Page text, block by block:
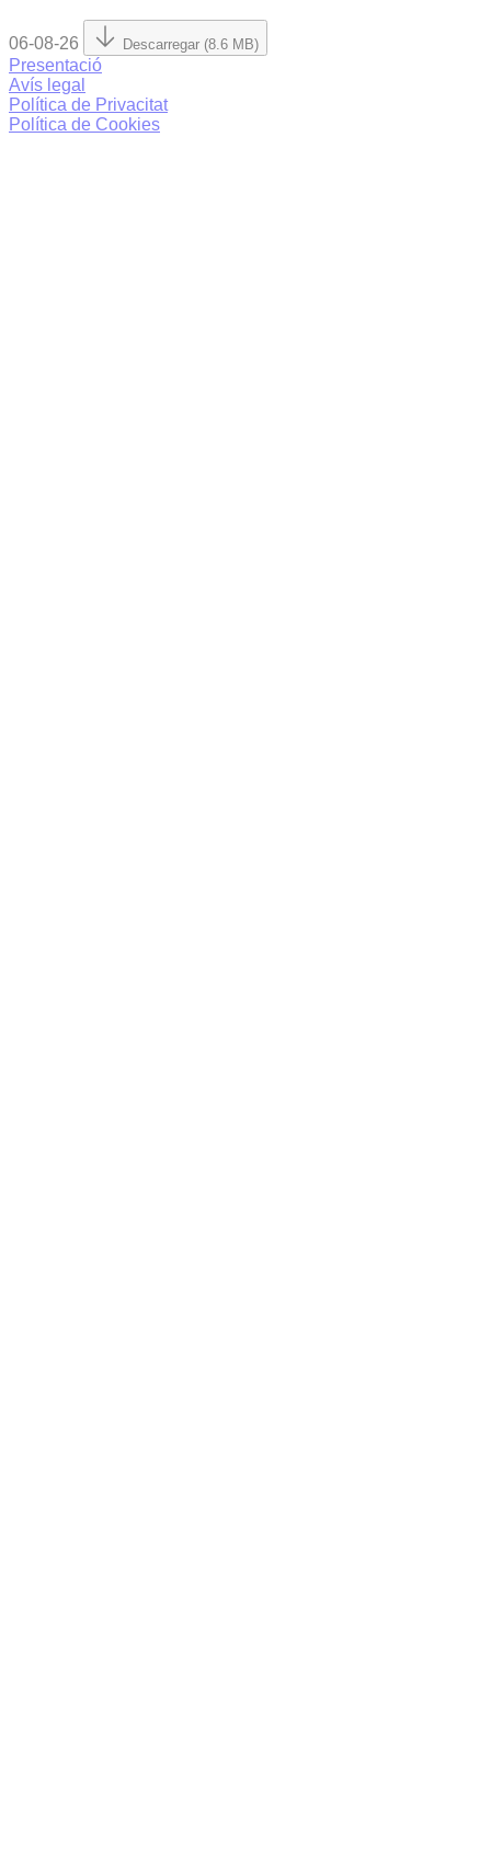
06-08-26 Descarregar (8.6 MB)
Presentació
Avís legal
Política de Privacitat
Política de Cookies